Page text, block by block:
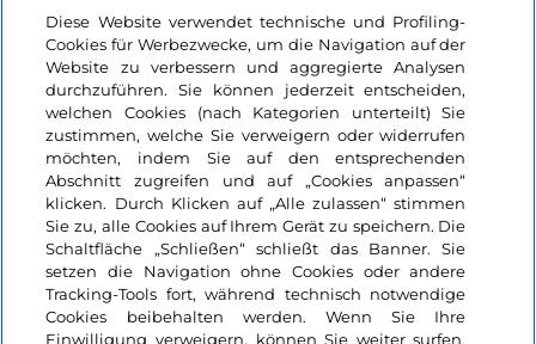
Login
Bleiben wir in Kontakt
Diese Website verwendet technische und Profiling-
Cookies für Werbezwecke, um die Navigation auf der
Website zu verbessern und aggregierte Analysen
durchzuführen. Sie können jederzeit entscheiden,
welchen Cookies (nach Kategorien unterteilt) Sie
zustimmen, welche Sie verweigern oder widerrufen
möchten, indem Sie auf den entsprechenden
Abschnitt zugreifen und auf „Cookies anpassen“
klicken. Durch Klicken auf „Alle zulassen“ stimmen
Sie zu, alle Cookies auf Ihrem Gerät zu speichern. Die
Schaltfläche „Schließen“ schließt das Banner. Sie
setzen die Navigation ohne Cookies oder andere
Tracking-Tools fort, während technisch notwendige
Cookies beibehalten werden. Wenn Sie Ihre
Einwilligung verweigern, können Sie weiter surfen,